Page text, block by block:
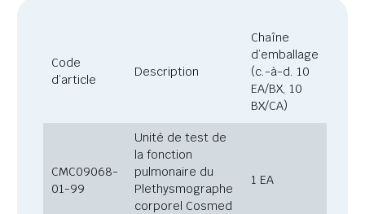
Code
d’article
Description
Chaîne
d’emballage
(c.-à-d. 10
EA/BX, 10
BX/CA)
CMC09068-
01-99
Unité de test de
la fonction
pulmonaire du
Plethysmographe
corporel Cosmed
1 EA